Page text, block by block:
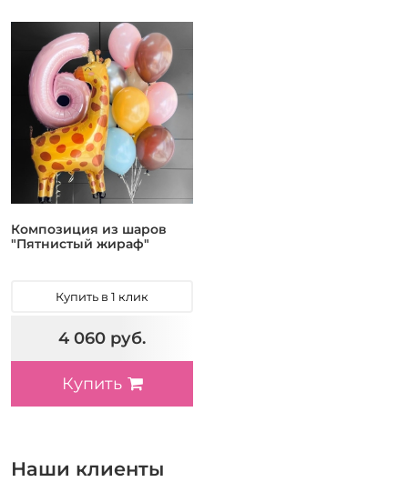
Композиция из шаров
"Пятнистый жираф"
Купить в 1 клик
4 060 руб.
Купить
Наши клиенты